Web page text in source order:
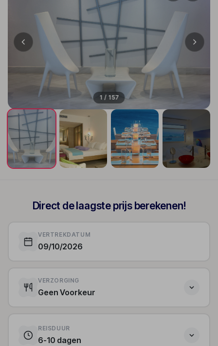
1 / 157
Direct de laagste prijs berekenen!
VERTREKDATUM
09/10/2026
VERZORGING
Geen Voorkeur
REISDUUR
6-10 dagen